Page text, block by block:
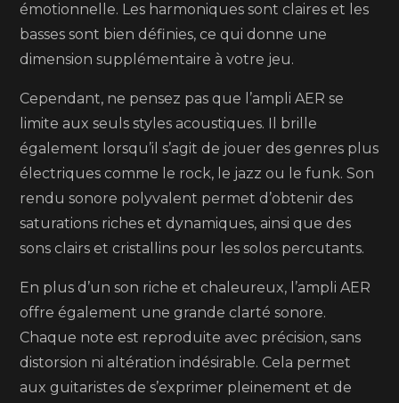
émotionnelle. Les harmoniques sont claires et les
basses sont bien définies, ce qui donne une
dimension supplémentaire à votre jeu.
Cependant, ne pensez pas que l’ampli AER se
limite aux seuls styles acoustiques. Il brille
également lorsqu’il s’agit de jouer des genres plus
électriques comme le rock, le jazz ou le funk. Son
rendu sonore polyvalent permet d’obtenir des
saturations riches et dynamiques, ainsi que des
sons clairs et cristallins pour les solos percutants.
En plus d’un son riche et chaleureux, l’ampli AER
offre également une grande clarté sonore.
Chaque note est reproduite avec précision, sans
distorsion ni altération indésirable. Cela permet
aux guitaristes de s’exprimer pleinement et de